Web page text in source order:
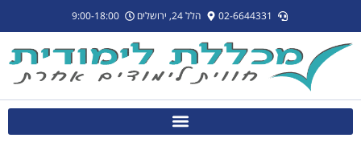
02-6644331 הלל 24, ירושלים 9:00-18:00